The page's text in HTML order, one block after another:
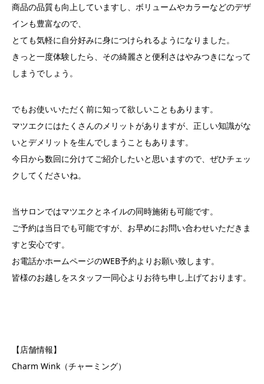
商品の品質も向上していますし、ボリュームやカラーなどのデザ
インも豊富なので、
とても気軽に自分好みに身につけられるようになりました。
きっと一度体験したら、その綺麗さと便利さはやみつきになって
しまうでしょう。
でもお使いいただく前に知って欲しいこともあります。
マツエクにはたくさんのメリットがありますが、正しい知識がな
いとデメリットを生んでしまうこともあります。
今日から数回に分けてご紹介したいと思いますので、ぜひチェッ
クしてくださいね。
当サロンではマツエクとネイルの同時施術も可能です。
ご予約は当日でも可能ですが、お早めにお問い合わせいただきま
すと安心です。
お電話かホームページのWEB予約よりお願い致します。
皆様のお越しをスタッフ一同心よりお待ち申し上げております。
【店舗情報】
Charm Wink（チャーミング）